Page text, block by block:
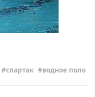
спартак водное поло